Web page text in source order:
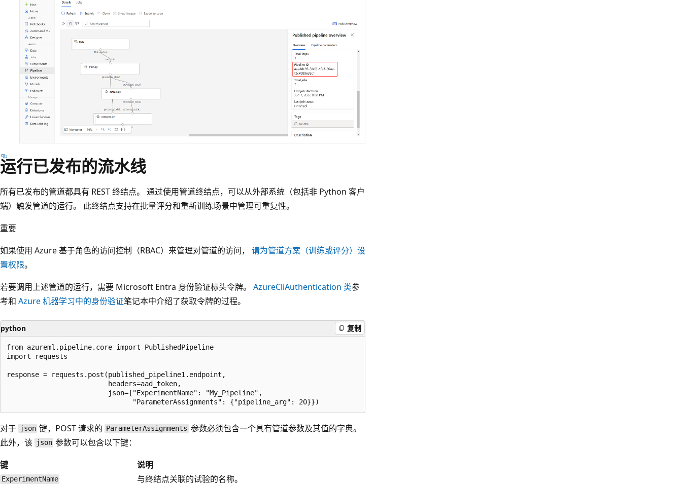
运行已发布的流水线
所有已发布的管道都具有 REST 终结点。 通过使用管道终结点，可以从外部系统（包括非 Python 客户
端）触发管道的运行。 此终结点支持在批量评分和重新训练场景中管理可重复性。
重要
如果使用 Azure 基于角色的访问控制（RBAC）来管理对管道的访问， 请为管道方案（训练或评分）设
置权限。
若要调用上述管道的运行，需要 Microsoft Entra 身份验证标头令牌。 AzureCliAuthentication 类参
考和 Azure 机器学习中的身份验证笔记本中介绍了获取令牌的过程。
python 复制
from azureml.pipeline.core import PublishedPipeline
import requests
response = requests.post(published_pipeline1.endpoint,
                         headers=aad_token,
                         json={"ExperimentName": "My_Pipeline",
对于 json 键，POST 请求的 ParameterAssignments 参数必须包含一个具有管道参数及其值的字典。
此外，该
json 参数可以包含以下键：
键
说明
ExperimentName 与终结点关联的试验的名称。